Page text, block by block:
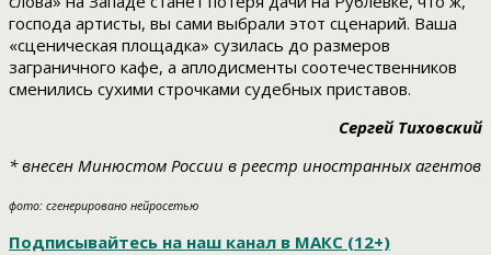
господа артисты, вы сами выбрали этот сценарий. Ваша
«сценическая площадка» сузилась до размеров
заграничного кафе, а аплодисменты соотечественников
сменились сухими строчками судебных приставов.
Сергей Тиховский
* внесен Минюстом России в реестр иностранных агентов
фото: сгенерировано нейросетью
Подписывайтесь на наш канал в МАКС (12+)